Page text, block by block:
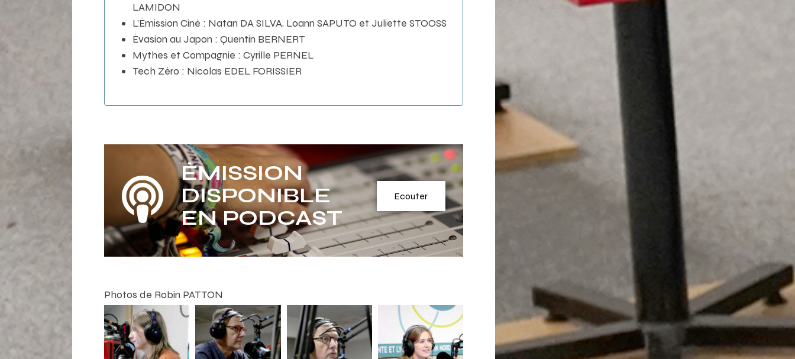
LAMIDON
L’Émission Ciné : Natan DA SILVA, Loann SAPUTO et Juliette STOOSS
Évasion au Japon : Quentin BERNERT
Mythes et Compagnie : Cyrille PERNEL
Tech Zéro : Nicolas EDEL FORISSIER
ÉMISSION
DISPONIBLE
EN PODCAST
Ecouter
Photos de Robin PATTON